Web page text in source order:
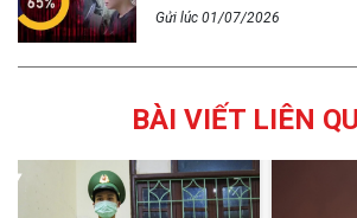
Gửi lúc 01/07/2026
BÀI VIẾT LIÊN